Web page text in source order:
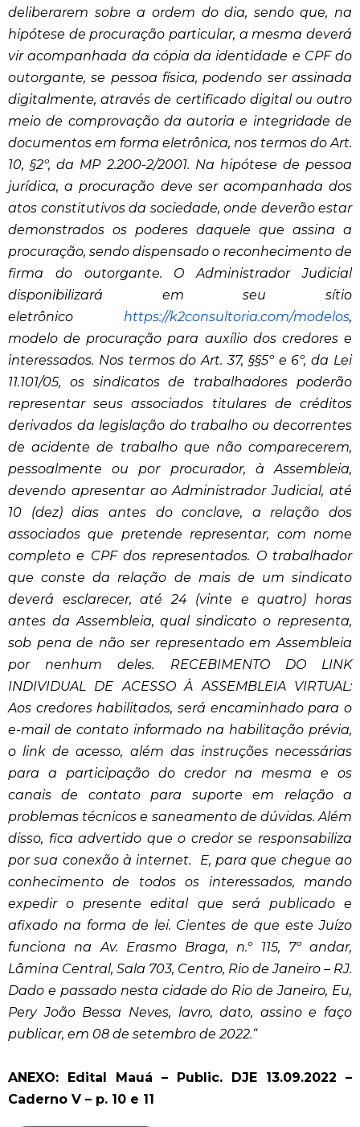
deliberarem sobre a ordem do dia, sendo que, na
hipótese de procuração particular, a mesma deverá
vir acompanhada da cópia da identidade e CPF do
outorgante, se pessoa física, podendo ser assinada
digitalmente, através de certificado digital ou outro
meio de comprovação da autoria e integridade de
documentos em forma eletrônica, nos termos do Art.
10, §2º, da MP 2.200-2/2001. Na hipótese de pessoa
jurídica, a procuração deve ser acompanhada dos
atos constitutivos da sociedade, onde deverão estar
demonstrados os poderes daquele que assina a
procuração, sendo dispensado o reconhecimento de
firma do outorgante. O Administrador Judicial
disponibilizará em seu sítio
eletrônico https://k2consultoria.com/modelos,
modelo de procuração para auxílio dos credores e
interessados. Nos termos do Art. 37, §§5º e 6º, da Lei
11.101/05, os sindicatos de trabalhadores poderão
representar seus associados titulares de créditos
derivados da legislação do trabalho ou decorrentes
de acidente de trabalho que não comparecerem,
pessoalmente ou por procurador, à Assembleia,
devendo apresentar ao Administrador Judicial, até
10 (dez) dias antes do conclave, a relação dos
associados que pretende representar, com nome
completo e CPF dos representados. O trabalhador
que conste da relação de mais de um sindicato
deverá esclarecer, até 24 (vinte e quatro) horas
antes da Assembleia, qual sindicato o representa,
sob pena de não ser representado em Assembleia
por nenhum deles. RECEBIMENTO DO LINK
INDIVIDUAL DE ACESSO À ASSEMBLEIA VIRTUAL:
Aos credores habilitados, será encaminhado para o
e-mail de contato informado na habilitação prévia,
o link de acesso, além das instruções necessárias
para a participação do credor na mesma e os
canais de contato para suporte em relação a
problemas técnicos e saneamento de dúvidas. Além
disso, fica advertido que o credor se responsabiliza
por sua conexão à internet. E, para que chegue ao
conhecimento de todos os interessados, mando
expedir o presente edital que será publicado e
afixado na forma de lei. Cientes de que este Juízo
funciona na Av. Erasmo Braga, n.º 115, 7º andar,
Lâmina Central, Sala 703, Centro, Rio de Janeiro – RJ.
Dado e passado nesta cidade do Rio de Janeiro, Eu,
Pery João Bessa Neves, lavro, dato, assino e faço
publicar, em 08 de setembro de 2022.“
ANEXO: Edital Mauá – Public. DJE 13.09.2022 –
Caderno V – p. 10 e 11